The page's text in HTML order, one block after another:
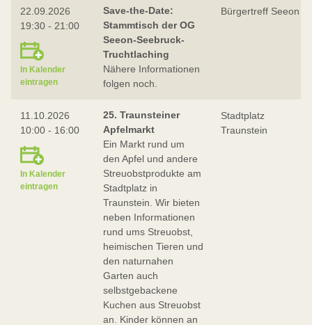
22.09.2026
19:30 - 21:00
In Kalender
eintragen
Save-the-Date:
Stammtisch der OG
Seeon-Seebruck-
Truchtlaching
Nähere Informationen
folgen noch.
Bürgertreff Seeon
11.10.2026
10:00 - 16:00
In Kalender
eintragen
25. Traunsteiner
Apfelmarkt
Ein Markt rund um
den Apfel und andere
Streuobstprodukte am
Stadtplatz in
Traunstein. Wir bieten
neben Informationen
rund ums Streuobst,
heimischen Tieren und
den naturnahen
Garten auch
selbstgebackene
Kuchen aus Streuobst
an. Kinder können an
Stadtplatz
Traunstein